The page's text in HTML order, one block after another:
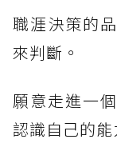
職涯決策的
來判斷。
願意走進一
認識自己的